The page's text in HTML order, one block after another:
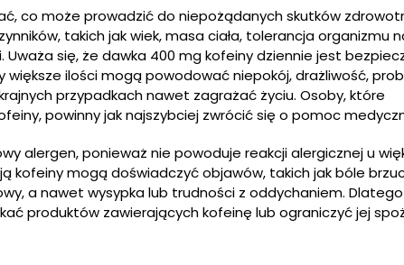
co może prowadzić do niepożądanych skutków
takich jak wiek, masa ciała, tolerancja organizmu
się, że dawka 400 mg kofeiny dziennie jest
większe ilości mogą powodować niepokój, drażliwość,
przypadkach nawet zagrażać życiu. Osoby, które
powinny jak najszybciej zwrócić się o pomoc
alergen, ponieważ nie powoduje reakcji alergicznej u
kofeiny mogą doświadczyć objawów, takich jak bóle
a nawet wysypka lub trudności z oddychaniem.
produktów zawierających kofeinę lub ograniczyć jej